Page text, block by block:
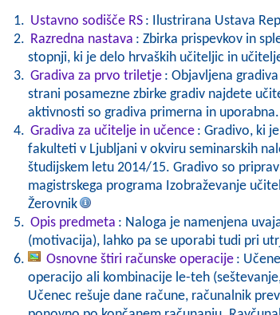
Ustavno sodišče RS : Ilustrirana Ustava
Razredna nastava : Zbirka prispevkov in
stopnji, ki je delo hrvaških učiteljic in
Gradiva za prvo triletje : Objavljena
strani posamezne zbirke gradiv najdete
aktivnosti so gradiva primerna in uporabna.
Gradiva za učitelje in učence : Gradivo, ki
fakulteti v Ljubljani v okviru seminarskih
študijskem letu 2014/15. Gradivo so
magistrskega programa Izobraževanje
Žerovnik
Opis predmeta : Naloga je namenjena
(motivacija), lahko pa se uporabi tudi pri
Osnovne štiri računske operacije :
operacijo ali kombinacije le-teh
Učenec rešuje dane račune, računalnik